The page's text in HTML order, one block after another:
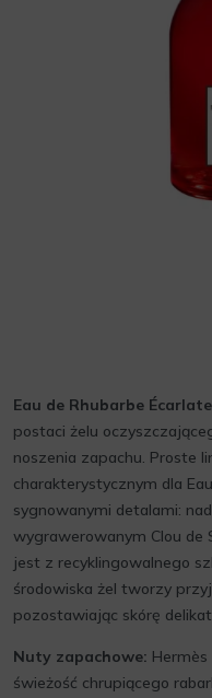
Eau de Rhubarbe Écarlate
postaci żelu
noszenia zapachu. Proste
charakterystycznym dla
sygnowanymi detalami:
wygrawerowanym Clou de
jest z recyklingowalnego
środowiska żel tworzy
pozostawiając skórę
Nuty zapachowe: Hermès
świeżość chrupiącego